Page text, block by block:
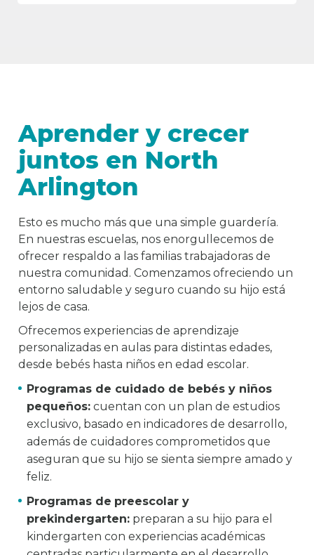
Aprender y crecer
juntos en North
Arlington
Esto es mucho más que una simple guardería.
En nuestras escuelas, nos enorgullecemos de
ofrecer respaldo a las familias trabajadoras de
nuestra comunidad. Comenzamos ofreciendo un
entorno saludable y seguro cuando su hijo está
lejos de casa.
Ofrecemos experiencias de aprendizaje
personalizadas en aulas para distintas edades,
desde bebés hasta niños en edad escolar.
Programas de cuidado de bebés y niños
pequeños: cuentan con un plan de estudios
exclusivo, basado en indicadores de desarrollo,
además de cuidadores comprometidos que
aseguran que su hijo se sienta siempre amado y
feliz.
Programas de preescolar y
prekindergarten: preparan a su hijo para el
kindergarten con experiencias académicas